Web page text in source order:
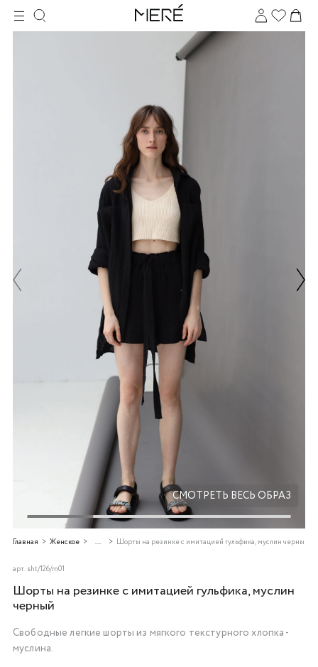
СМОТРЕТЬ ВЕСЬ ОБРАЗ
Главная Женское ... Шорты на резинке с имитацией гульфика, муслин черный
арт. sht/126/m01
Шорты на резинке с имитацией гульфика, муслин
черный
Свободные легкие шорты из мягкого текстурного хлопка -
муслина.
на части
без переплат
График платежей
Добавляйте товары
в корзину
Оплачивайте сегодня только
% картой любого банка
Получайте товар
выбранный способом
Оставшиеся75% будут
списыватьсяс вашей карты
по
Подробнее
об оплате Плайтом